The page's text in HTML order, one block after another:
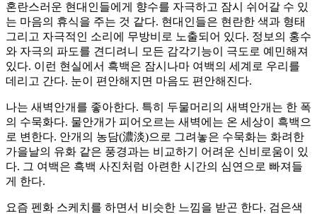
혼란스러운 현대인들에게 향수를 자극하고 잠시 쉬어갈 수 있
는 마음의 휴식을 주는 것 같다. 현대인들은 현란한 색과 형태
그리고 자극적인 소리에 무방비로 노출되어 있다. 정보의 홍수
와 자극의 파도를 견디려니 모든 감각기능이 극도로 예민해져
있다. 이런 현실에서 흑백은 잠시나마 여백의 세계로 우리를
데리고 간다. 눈이 편안해지면 마음도 편안해진다.
나는 새벽안개를 좋아한다. 특히 두물머리의 새벽안개는 한 폭
의 수묵화다. 물안개가 피어오르는 새벽에는 온 세상이 흑백으
로 변한다. 안개의 농담(濃淡)으로 그려놓은 수묵화는 화려한
가을날의 유화 같은 풍경과는 비교하기 어려운 신비로움이 있
다. 그 여백은 흑백 사진처럼 아련한 시간의 심연으로 빠져들
게 한다.
요즘 펜화 스케치를 하면서 비슷한 느낌을 받곤 한다. 검은색